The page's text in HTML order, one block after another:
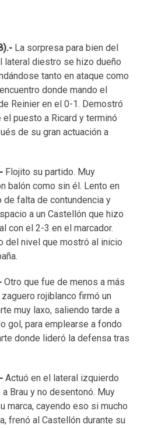
La sorpresa para bien del
lateral diestro se hizo dueño
tanto en ataque como
donde mando el
Reinier en el 0-1. Demostró
puesto a Ricard y terminó
de su gran actuación a
Flojito su partido. Muy
balón como sin él. Lento en
de falta de contundencia y
a un Castellón que hizo
con el 2-3 en el marcador.
del nivel que mostró al inicio
Otro que fue de menos a más
rojiblanco firmó un
muy laxo, saliendo tarde a
gol, para emplearse a fondo
donde lideró la defensa tras
Actuó en el lateral izquierdo
Brau y no desentonó. Muy
marca, cayendo eso si mucho
frenó al Castellón durante su